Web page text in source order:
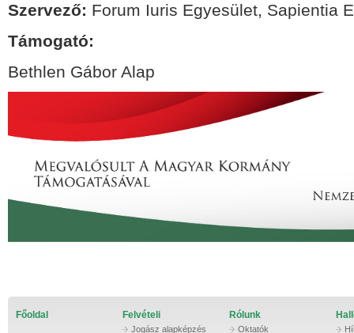
Szervező: Forum Iuris Egyesület, Sapientia
Támogató:
Bethlen Gábor Alap
Főoldal Felvételi
Jogász alapképzés
Rólunk
Oktatók